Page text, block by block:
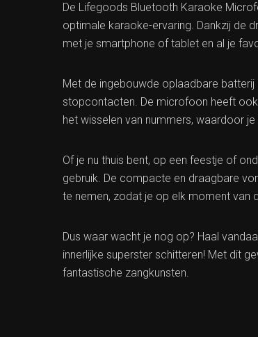
De Lifegoods Bluetooth Karaoke
optimale karaoke-ervaring. Dankzij de
met je smartphone of tablet en al je
Met de ingebouwde oplaadbare
stopcontacten. De microfoon heeft
het wisselen van nummers, waardoor
Of je nu thuis bent, op een feestje of
gebruik. De compacte en draagbare
te nemen, zodat je op elk moment van
Dus waar wacht je nog op? Haal
innerlijke superster schitteren! Met dit
fantastische zangkunsten.